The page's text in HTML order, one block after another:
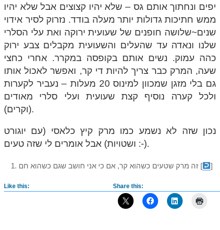
יפים ונחתוך אותם גס – שלא יהיו קצוצים אבל שלא יהיו
ממש חתיכות גדולות יותר מעלה בודד. נזרוק לסיר אידוי
שנים~שלושה חופנים של שעועית ירוקה ואת עלי הסלרי
שלנו ונאדה עד שהעלים והשעועית מקבלים צבע ירוק
כהה עמוק. נשים אותם בקופסה במקרר. אחרי כחצי
שעה, המרק כבר צריך להיות די קר, ואפשר לאכול אותו
גם בלי מזגן שמכוון למינוס 20 מעלות – נעביר לקערות
ולכל קערה נוסיף קצת שעועית ועלי סלרי מאודים
(וקרים).
נכון שזה לא נשמע כמו מרק קיץ כלאסי (עם יוגורט
ושטויות) אבל אומרים לי שזה טעים :-).
זה מרק שטעים כשהוא קר, אם כי אני חושב שגם כשהוא חם[ ]
Share this:
Like this: